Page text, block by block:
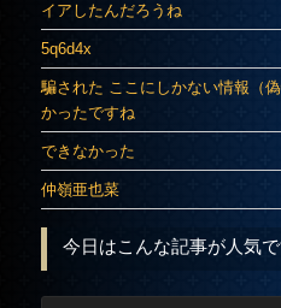
イアしたんだろうね
5q6d4x
騙された ここにしかない情報（
かったですね
できなかった
仲嶺亜也菜
今日はこんな記事が人気